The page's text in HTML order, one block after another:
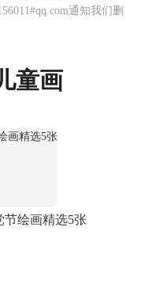
通知我们删
童画
节绘画精选5张